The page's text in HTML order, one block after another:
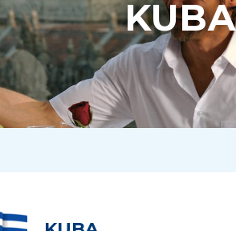
ZÉLAND
PALAU
BALI & LOMBOK
BRUNEJ
ČÍNA
FILIPÍNY
HONG KONG &
MACAO
KUBA